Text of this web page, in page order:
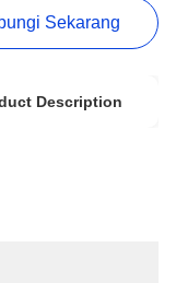
Sekarang
Description